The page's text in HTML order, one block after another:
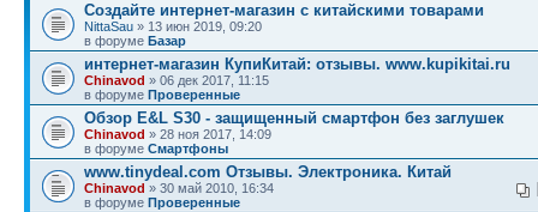
Создайте интернет-магазин с китайскими товарами
NittaSau » 13 июн 2019, 09:20
в форуме Базар
интернет-магазин КупиКитай: отзывы. www.kupikitai.ru
Chinavod » 06 дек 2017, 11:15
в форуме Проверенные
Обзор E&L S30 - защищенный смартфон без заглушек
Chinavod » 28 ноя 2017, 14:09
в форуме Смартфоны
www.tinydeal.com Отзывы. Электроника. Китай
Chinavod » 30 май 2010, 16:34
в форуме Проверенные